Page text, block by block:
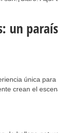
un
única
crean el